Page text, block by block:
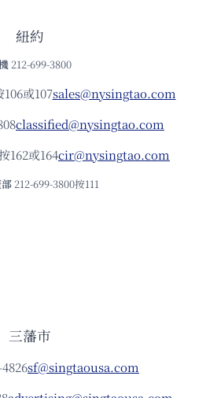
紐約
212-699-3800
或107sales@nysingtao.com
classified@nysingtao.com
162或164cir@nysingtao.com
212-699-3800按111
三藩市
sf@singtaousa.com